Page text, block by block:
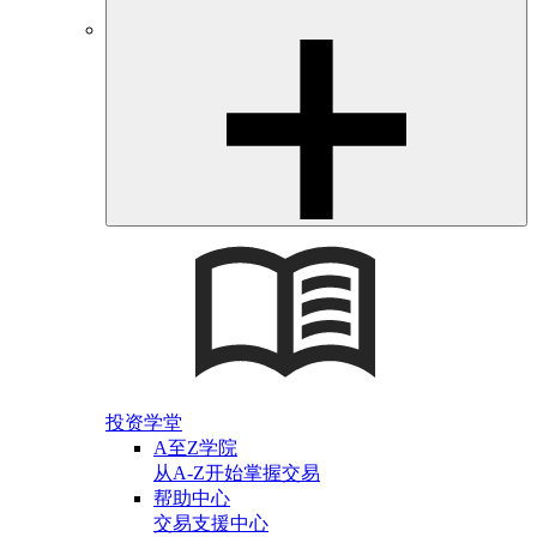
投资学堂
A至Z学院
从A-Z开始掌握交易
帮助中心
交易支援中心